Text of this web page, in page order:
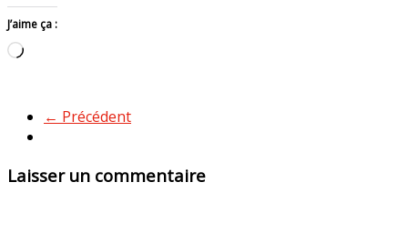
J’aime ça :
Chargement…
← Précédent
Laisser un commentaire